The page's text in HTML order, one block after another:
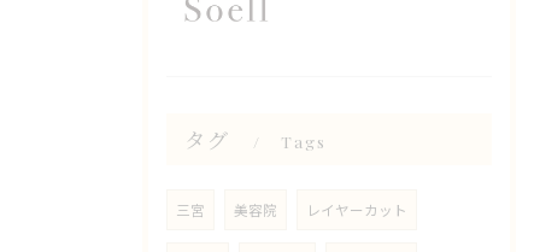
タグ Tags
三宮 美容院 レイヤーカット